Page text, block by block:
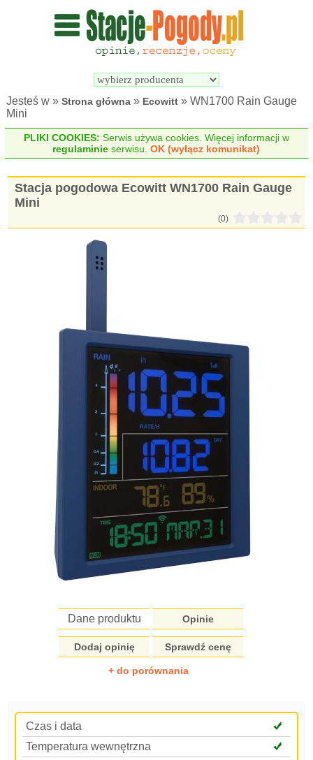
Wyszukiwarka
pogodowych
Jesteś w »Strona główna » Ecowitt » WN1700 Rain Gauge
Mini
PLIKI COOKIES: Serwis używa cookies. Więcej informacji w
regulaminie serwisu.OK (wyłącz komunikat)
Stacja pogodowa Ecowitt WN1700 Rain Gauge
Mini
(0)
Dane produktu Opinie
Dodaj opinię Sprawdź cenę
+ do porównania
Czas i data
Temperatura wewnętrzna